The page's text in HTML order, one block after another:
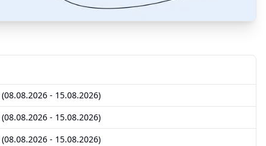
(08.08.2026 - 15.08.2026)
(08.08.2026 - 15.08.2026)
(08.08.2026 - 15.08.2026)